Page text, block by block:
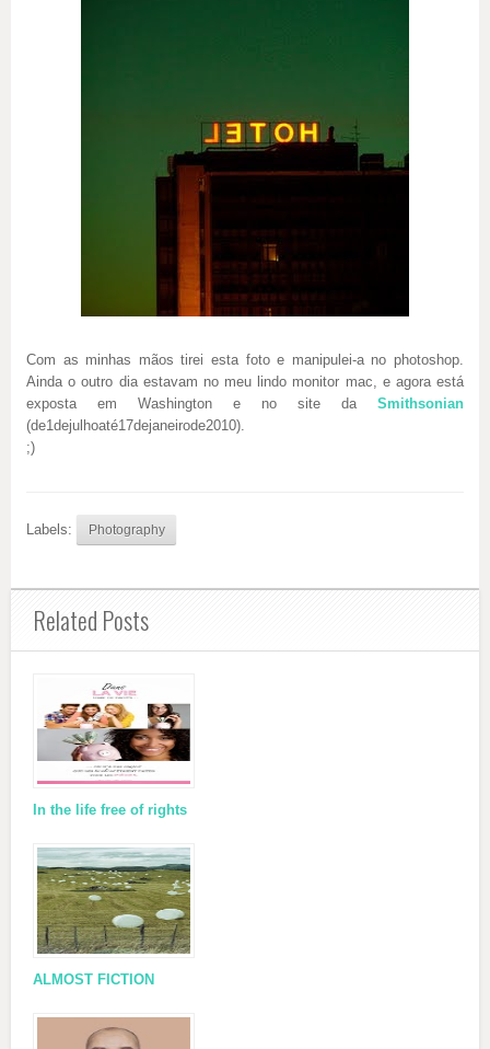
Com as minhas mãos tirei esta foto e manipulei-a no photoshop.
Ainda o outro dia estavam no meu lindo monitor mac, e agora está
exposta em Washington e no site da Smithsonian
(de1dejulhoaté17dejaneirode2010).
;)
Labels: Photography
Related Posts
In the life free of rights
ALMOST FICTION